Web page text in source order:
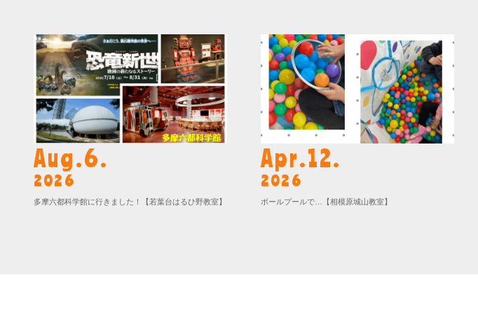
Aug.6.
2026
多摩六都科学館に行きました！【若葉台はるひ野教室】
Apr.12.
2026
ボールプールで…【相模原城山教室】